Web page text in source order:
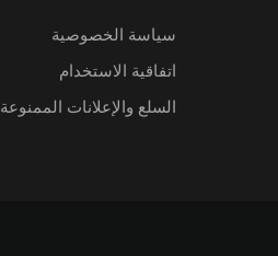
سياسة الخصوصية
اتفاقية الاستخدام
السلع والإعلانات الممنوعة